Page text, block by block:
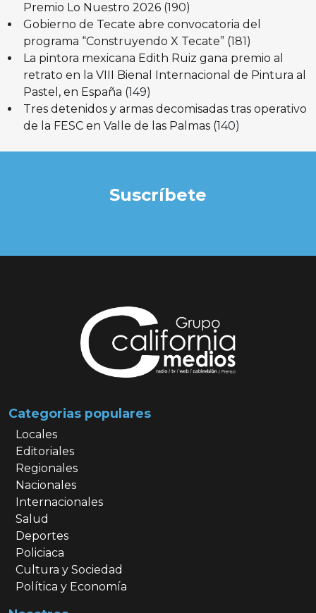
Premio Lo Nuestro 2026 (190)
Gobierno de Tecate abre convocatoria del
programa “Construyendo X Tecate” (181)
La pintora mexicana Edith Ruiz gana premio al
retrato en la VIII Bienal Internacional de Pintura al
Pastel, en España (149)
Tres detenidos y armas decomisadas tras operativo
de la FESC en Valle de las Palmas (140)
Suscríbete
Categorias populares
Locales
Editoriales
Regionales
Nacionales
Internacionales
Salud
Deportes
Policiaca
Cultura y Sociedad
Política y Economía